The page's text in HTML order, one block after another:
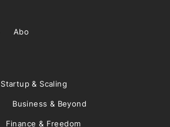
Abo
Startup & Scaling
Business & Beyond
Finance & Freedom